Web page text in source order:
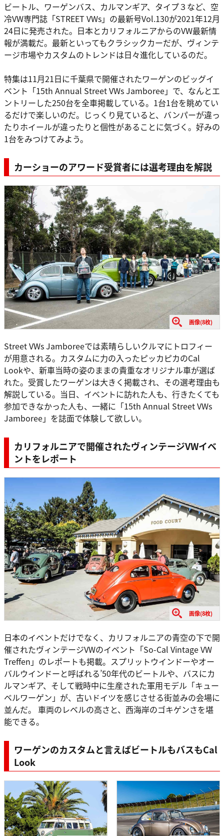
ビートル、ワーゲンバス、カルマンギア、タイプ３など、空
冷VW専門誌「STREET VWs」の最新号Vol.130が2021年12月
24日に発売された。日本とカリフォルニアからのVW最新情
報が満載だ。最新といってもクラシックカーだが、ヴィンテ
ージ市場やカスタムのトレンドは日々進化しているのだ。
特集は11月21日に千葉県で開催されたワーゲンのビッグイ
ベント「15th Annual Street VWs Jamboree」で、なんとエ
ントリーした250台を全車掲載している。1台1台を眺めてい
るだけで楽しいのだ。じっくり見ていると、バンパーが違っ
たりホイールが違ったりと個性があることに気づく。好みの
1台をみつけてみよう。
カーショーのアワード受賞者には選考理由を解説
画像(8枚)
Street VWs Jamboreeでは素晴らしいクルマにトロフィー
が用意される。カスタムに力の入ったピッカピカのCal
Lookや、新車当時の姿のままの貴重なオリジナル車が選ば
れた。受賞したワーゲンは大きく掲載され、その選考理由も
解説している。当日、イベントに訪れた人も、行きたくても
参加できなかった人も、一緒に「15th Annual Street VWs
Jamboree」を誌面で体験して欲しい。
カリフォルニアで開催されたヴィンテージVWイベ
ントをレポート
画像(8枚)
日本のイベントだけでなく、カリフォルニアの青空の下で開
催されたヴィンテージVWのイベント「So-Cal Vintage VW
Treffen」のレポートも掲載。スプリットウインドーやオー
バルウインドーと呼ばれる’50年代のビートルや、バスにカ
ルマンギア、そして戦時中に生産された軍用モデル「キュー
ベルワーゲン」が、古いドイツを感じさせる街並みの会場に
並んだ。 車両のレベルの高さと、西海岸のゴキゲンさを堪
能できる。
ワーゲンのカスタムと言えばビートルもバスもCal
Look